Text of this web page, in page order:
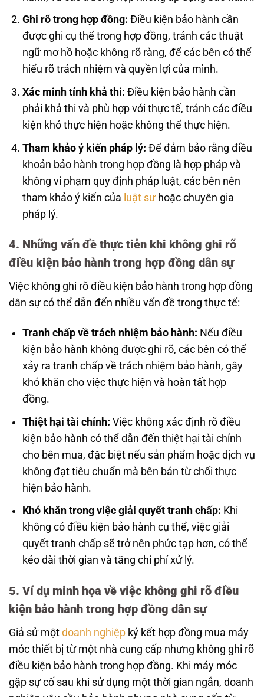
Ghi rõ trong hợp đồng: Điều kiện bảo hành cần
được ghi cụ thể trong hợp đồng, tránh các thuật
ngữ mơ hồ hoặc không rõ ràng, để các bên có thể
hiểu rõ trách nhiệm và quyền lợi của mình.
Xác minh tính khả thi: Điều kiện bảo hành cần
phải khả thi và phù hợp với thực tế, tránh các điều
kiện khó thực hiện hoặc không thể thực hiện.
Tham khảo ý kiến pháp lý: Để đảm bảo rằng điều
khoản bảo hành trong hợp đồng là hợp pháp và
không vi phạm quy định pháp luật, các bên nên
tham khảo ý kiến của luật sưhoặc chuyên gia
pháp lý.
4. Những vấn đề thực tiễn khi không ghi rõ
điều kiện bảo hành trong hợp đồng dân sự
Việc không ghi rõ điều kiện bảo hành trong hợp đồng
dân sự có thể dẫn đến nhiều vấn đề trong thực tế:
Tranh chấp về trách nhiệm bảo hành: Nếu điều
kiện bảo hành không được ghi rõ, các bên có thể
xảy ra tranh chấp về trách nhiệm bảo hành, gây
khó khăn cho việc thực hiện và hoàn tất hợp
đồng.
Thiệt hại tài chính: Việc không xác định rõ điều
kiện bảo hành có thể dẫn đến thiệt hại tài chính
cho bên mua, đặc biệt nếu sản phẩm hoặc dịch vụ
không đạt tiêu chuẩn mà bên bán từ chối thực
hiện bảo hành.
Khó khăn trong việc giải quyết tranh chấp: Khi
không có điều kiện bảo hành cụ thể, việc giải
quyết tranh chấp sẽ trở nên phức tạp hơn, có thể
kéo dài thời gian và tăng chi phí xử lý.
5. Ví dụ minh họa về việc không ghi rõ điều
kiện bảo hành trong hợp đồng dân sự
Giả sử một doanh nghiệp ký kết hợp đồng mua máy
móc thiết bị từ một nhà cung cấp nhưng không ghi rõ
điều kiện bảo hành trong hợp đồng. Khi máy móc
gặp sự cố sau khi sử dụng một thời gian ngắn, doanh